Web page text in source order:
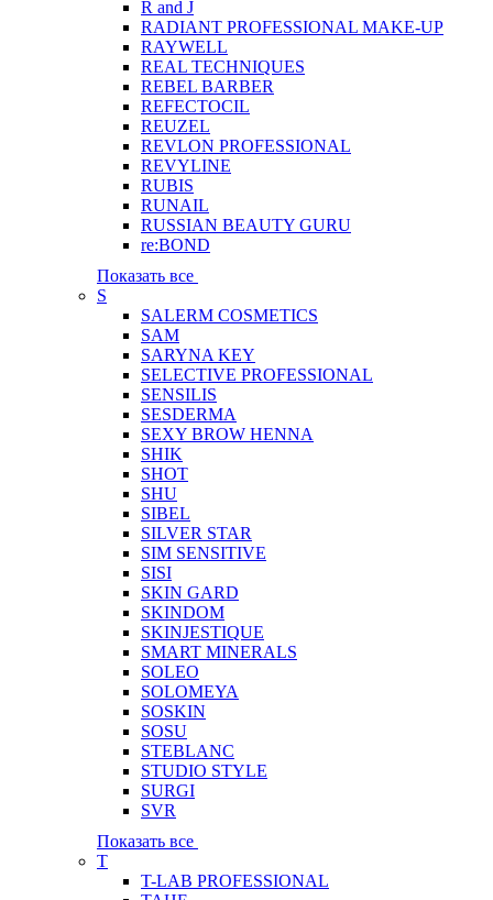
R and J
RADIANT PROFESSIONAL MAKE-UP
RAYWELL
REAL TECHNIQUES
REBEL BARBER
REFECTOCIL
REUZEL
REVLON PROFESSIONAL
REVYLINE
RUBIS
RUNAIL
RUSSIAN BEAUTY GURU
re:BOND
Показать все
S
SALERM COSMETICS
SAM
SARYNA KEY
SELECTIVE PROFESSIONAL
SENSILIS
SESDERMA
SEXY BROW HENNA
SHIK
SHOT
SHU
SIBEL
SILVER STAR
SIM SENSITIVE
SISI
SKIN GARD
SKINDOM
SKINJESTIQUE
SMART MINERALS
SOLEO
SOLOMEYA
SOSKIN
SOSU
STEBLANC
STUDIO STYLE
SURGI
SVR
Показать все
T
T-LAB PROFESSIONAL